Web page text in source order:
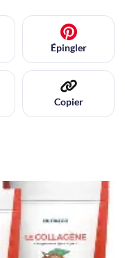
Épingler
Copier